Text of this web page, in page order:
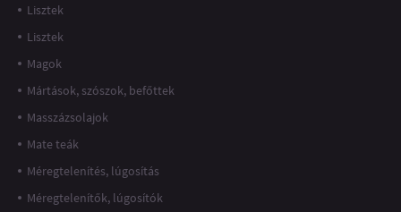
Lisztek
Lisztek
Magok
Mártások, szószok, befőttek
Masszázsolajok
Mate teák
Méregtelenítés, lúgosítás
Méregtelenítők, lúgosítók